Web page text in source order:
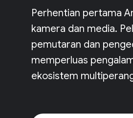
Perhentian pertama
kamera dan media.
pemutaran dan
memperluas
ekosistem